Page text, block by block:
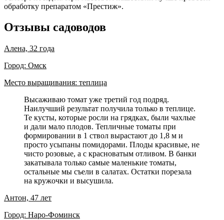
обработку препаратом «Престиж».
Отзывы садоводов
Алена, 32 года
Город: Омск
Место выращивания: теплица
Высаживаю томат уже третий год подряд.
Наилучший результат получила только в теплице.
Те кусты, которые росли на грядках, были чахлые
и дали мало плодов. Тепличные томаты при
формировании в 1 ствол вырастают до 1,8 м и
просто усыпаны помидорами. Плоды красивые, не
чисто розовые, а с красноватым отливом. В банки
закатывала только самые маленькие томаты,
остальные мы съели в салатах. Остатки порезала
на кружочки и высушила.
Антон, 47 лет
Город: Наро-Фоминск